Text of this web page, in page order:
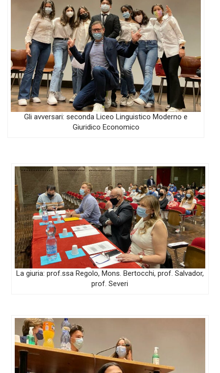
Gli avversari: seconda Liceo Linguistico Moderno e
Giuridico Economico
La giuria: prof.ssa Regolo, Mons. Bertocchi, prof. Salvador,
prof. Severi